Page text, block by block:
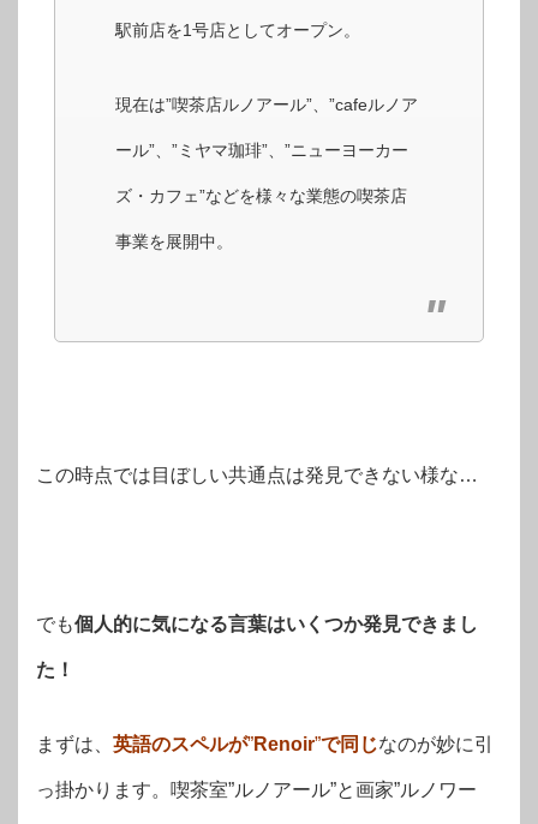
駅前店を1号店としてオープン。
現在は”喫茶店ルノアール”、”cafeルノア
ール”、”ミヤマ珈琲”、”ニューヨーカー
ズ・カフェ”などを様々な業態の喫茶店
事業を展開中。
この時点では目ぼしい共通点は発見できない様な…
でも個人的に気になる言葉はいくつか発見できまし
た！
まずは、 英語のスペルが”Renoir”で同じなのが妙に引
っ掛かります。喫茶室”ルノアール”と画家”ルノワー